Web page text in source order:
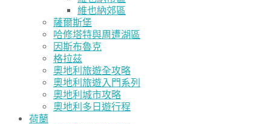
維也納郊區
薩爾斯堡
哈修塔特與周遭湖區
因斯布魯克
格拉茲
奧地利旅遊全攻略
奧地利旅遊入門系列
奧地利城市攻略
奧地利多日遊行程
荷蘭